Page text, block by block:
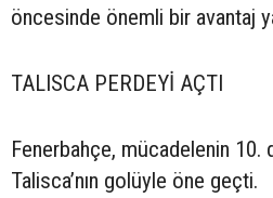
öncesinde önemli bir avantaj
TALISCA PERDEYİ AÇTI
Fenerbahçe, mücadelenin 10.
Talisca’nın golüyle öne geçti.